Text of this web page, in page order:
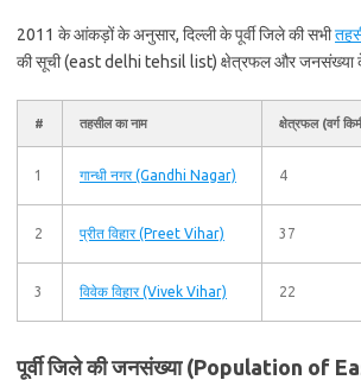
2011 के आंकड़ों के अनुसार, दिल्ली के पूर्वी जिले की सभी
की सूची (east delhi tehsil list) क्षेत्रफल और जनसंख्या
# तहसील का नाम क्षेत्रफल (वर्ग
1 गान्धी नगर (Gandhi Nagar) 4
2 प्रीत विहार (Preet Vihar) 37
3 विवेक विहार (Vivek Vihar) 22
पूर्वी जिले की जनसंख्या (Population of